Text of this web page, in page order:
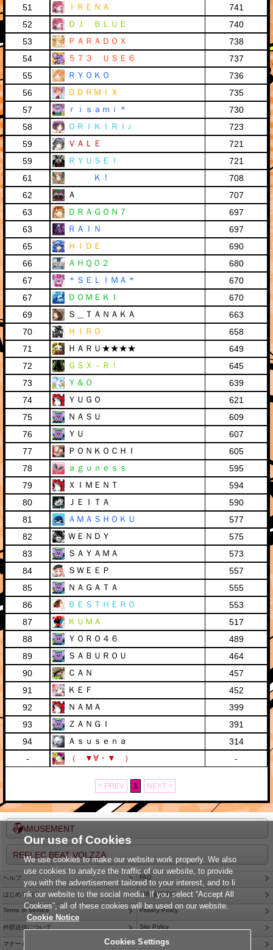
51
ＩＲＥＮＡ
741
52
ＤＪ ＢＬＵＥ
740
53
ＰＡＲＡＤＯＸ
738
54
５７３ ＵＳＥ６
737
55
ＲＹＯＫＯ
736
56
ＤＤＲＭＩＸ
735
57
ｒｉｓａｍｉ＊
730
58
ＯＲＩＫＩＲＩ♪
723
59
ＶＡＬＥ
721
59
ＲＹＵＳＥＩ
721
61
Ｋ！
708
62
Ａ
707
63
ＤＲＡＧＯＮ７
697
63
ＲＡＩＮ
697
65
ＨＩＤＥ
690
66
ＡＨＱ０２
680
67
＊ＳＥＬＩＭＡ＊
670
67
ＤＯＭＥＫＩ
670
69
Ｓ＿ＴＡＮＡＫＡ
663
70
ＨＩＲＯ
658
71
ＨＡＲＵ★★★★
649
72
ＧＳＸ－Ｒ！
645
73
Ｙ＆Ｏ
639
74
ＹＵＧＯ
621
75
ＮＡＳＵ
609
76
ＹＵ
607
77
ＰＯＮＫＯＣＨＩ
605
78
ａｇｕｎｅｓｓ
595
79
ＸＩＭＥＮＴ
594
80
ＪＥＩＴＡ
590
81
ＡＭＡＳＨＯＫＵ
577
82
ＷＥＮＤＹ
575
83
ＳＡＹＡＭＡ
573
84
ＳＷＥＥＰ
557
85
ＮＡＧＡＴＡ
555
86
ＢＥＳＴＨＥＲＯ
553
87
ＫＵＭＡ
517
88
ＹＯＲＯ４６
489
89
ＳＡＢＵＲＯＵ
464
90
ＣＡＮ
457
91
ＫＥＦ
452
92
ＮＡＭＡ
399
93
ＺＡＮＧＩ
391
94
Ａｓｕｓｅｎａ
314
-
（ ▼∀・▼ ） -
< PREV 1 NEXT >
e-AMUSEMENT
REFLEC BEAT VOLZZA
ヘルプ FAQ
はじめての方 利用推奨環境
Terms of Service Privacy Policy
外部送信について Site Policy
マナー＆ルール Contact Us
Our use of Cookies
We use cookies to make our website work properly. We also
use cookies to analyze the traffic of our website, to provide
you with the advertisement tailored to your interest, and to li
nk our website to the social media. If you select “Accept All
Cookies”, all of these cookies will be used on our website.
Cookie Notice
Cookies Settings